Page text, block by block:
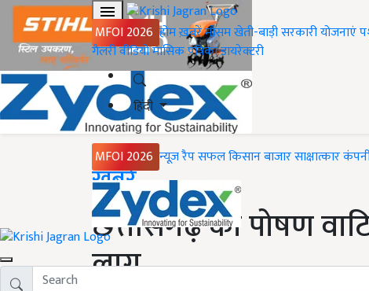
MFOI 2026 होमख़बरेंमौसमखेती-बाड़ीसरकारी योजनाएं
गैलरीवीडियोमासिक पत्रिकाडायरेक्टरी
हिंदी
MFOI 2026 न्यूज़ रैपसफल किसानबाजारसाक्षात्कार
Home
ख़बरें
छत्तीसगढ़ का पोषण
लागू